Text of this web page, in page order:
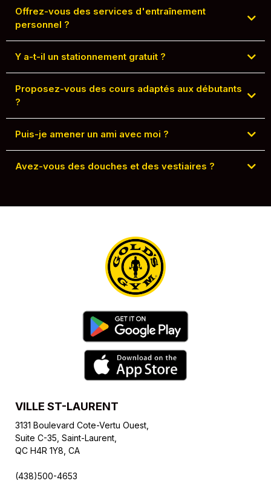
Offrez-vous des services d'entraînement
personnel ?
Y a-t-il un stationnement gratuit ?
Proposez-vous des cours adaptés aux débutants
?
Puis-je amener un ami avec moi ?
Avez-vous des douches et des vestiaires ?
VILLE ST-LAURENT
3131 Boulevard Cote-Vertu Ouest,
Suite C-35, Saint-Laurent,
QC H4R 1Y8, CA
(438)500-4653